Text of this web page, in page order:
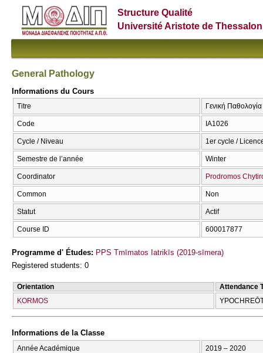
Structure Qualité
Université Aristote de
General Pathology
Informations du Cours
Titre Γενική
Code ΙΑ1026
Cycle / Niveau 1er cycle /
Semestre de l’année Winter
Coordinator Prodromos
Common Non
Statut Actif
Course ID 600017877
Programme d' Études: PPS Tmīmatos Iatrikīs (2019-sīmera)
Registered students: 0
Orientation
Attendance
KORMOS
Informations de la Classe
Année Académique 2019 – 2020